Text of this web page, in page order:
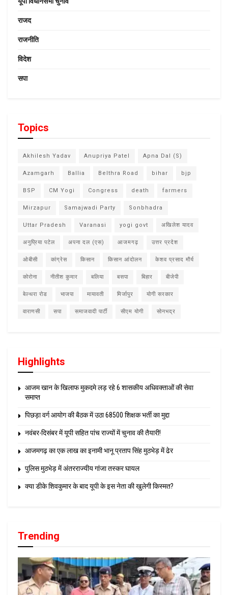
राजद
राजनीति
विदेश
सपा
Topics
Akhilesh Yadav Anupriya Patel Apna Dal (S)
Azamgarh Ballia Belthra Road bihar bjp
BSP CM Yogi Congress death farmers
Mirzapur Samajwadi Party Sonbhadra
Uttar Pradesh Varanasi yogi govt अखिलेश यादव
अनुप्रिया पटेल अपना दल (एस) आजमगढ़ उत्तर प्रदेश
ओबीसी कांग्रेस किसान किसान आंदोलन केशव प्रसाद मौर्य
कोरोना नीतीश कुमार बलिया बसपा बिहार बीजेपी
बेल्थरा रोड भाजपा मायावती मिर्जापुर योगी सरकार
वाराणसी सपा समाजवादी पार्टी सीएम योगी सोनभद्र
Highlights
आजम खान के खिलाफ मुकदमे लड़ रहे 6 शासकीय अधिवक्ताओं की सेवा
समाप्त
पिछड़ा वर्ग आयोग की बैठक में उठा 68500 शिक्षक भर्ती का मुद्दा
नवंबर-दिसंबर में यूपी सहित पांच राज्यों में चुनाव की तैयारी!
आजमगढ़ का एक लाख का इनामी भानू प्रताप सिंह मुठभेड़ में ढेर
पुलिस मुठभेड़ में अंतरराज्यीय गांजा तस्कर घायल
क्या डीके शिवकुमार के बाद यूपी के इस नेता की खुलेगी किस्मत?
Trending